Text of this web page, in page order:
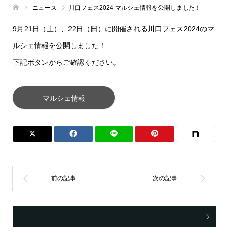
ニュース 川口フェス2024 マルシェ情報を公開しました！
9月21日（土）、22日（日）に開催される川口フェス2024のマ
ルシェ情報を公開しました！
下記ボタンからご確認ください。
マルシェ情報